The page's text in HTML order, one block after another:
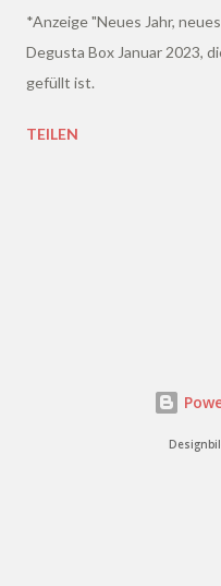
*Anzeige "Neues Jahr,
Degusta Box Januar 2023,
gefüllt ist.
TEILEN